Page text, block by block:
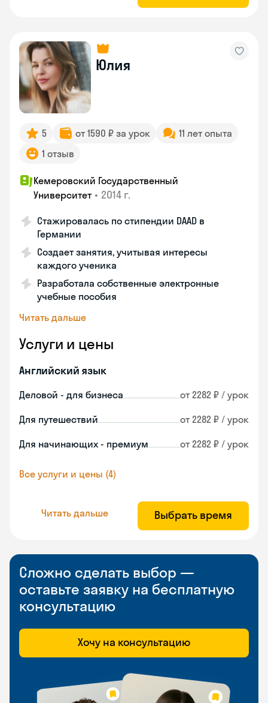
Юлия
5 от 1590 ₽ за урок
11 лет опыта
1 отзыв
Кемеровский Государственный
Университет • 2014 г.
Стажировалась по стипендии DAAD в
Германии
Создает занятия, учитывая интересы
каждого ученика
Разработала собственные электронные
учебные пособия
Читать дальше
Услуги и цены
Английский язык
Деловой - для бизнеса от 2282 ₽ / урок
Для путешествий от 2282 ₽ / урок
Для начинающих - премиум от 2282 ₽ / урок
Все услуги и цены (4)
Читать дальше Выбрать время
Сложно сделать выбор —
оставьте заявку на бесплатную
консультацию
Хочу на консультацию